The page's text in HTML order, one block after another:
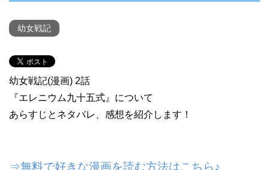
幼女戦記
幼女戦記(漫画) 2話
『エレニウム九十五式』について
あらすじとネタバレ、感想を紹介します！
⇒無料で好きな漫画を読む方法はこちら♪